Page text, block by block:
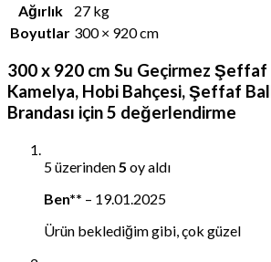
Ağırlık
27 kg
Boyutlar 300 × 920 cm
300 x 920 cm Su Geçirmez Şeffaf
Kamelya, Hobi Bahçesi, Şeffaf
Brandası için 5 değerlendirme
5 üzerinden5 oy aldı
Ben** – 19.01.2025
Ürün beklediğim gibi, çok güzel